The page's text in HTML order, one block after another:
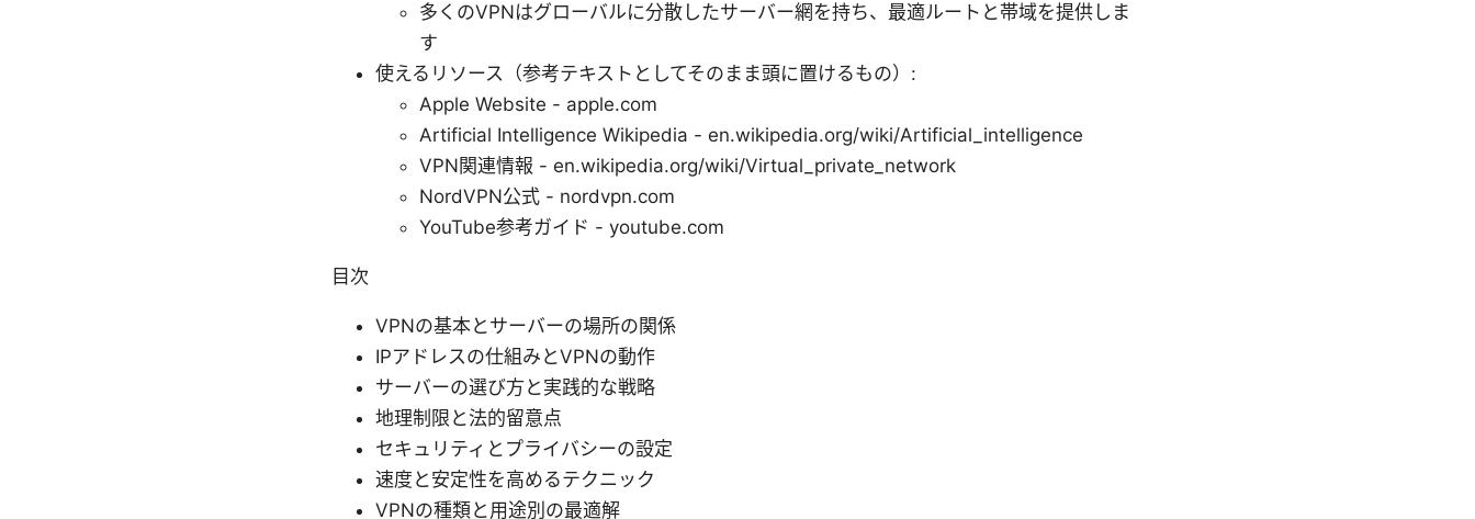
多くのVPNはグローバルに分散したサーバー網を持ち、最適ルートと帯域を提供しま
す
使えるリソース（参考テキストとしてそのまま頭に置けるもの）:
Apple Website - apple.com
Artificial Intelligence Wikipedia - en.wikipedia.org/wiki/Artificial_intelligence
VPN関連情報 - en.wikipedia.org/wiki/Virtual_private_network
NordVPN公式 - nordvpn.com
YouTube参考ガイド - youtube.com
目次
VPNの基本とサーバーの場所の関係
IPアドレスの仕組みとVPNの動作
サーバーの選び方と実践的な戦略
地理制限と法的留意点
セキュリティとプライバシーの設定
速度と安定性を高めるテクニック
VPNの種類と用途別の最適解